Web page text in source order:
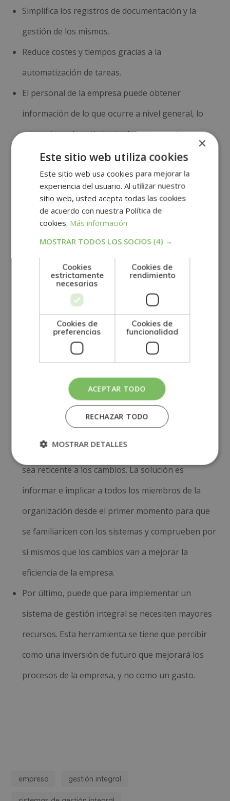
Simplifica los registros de documentación y la
gestión de los mismos.
Reduce costes y tiempos gracias a la
automatización de tareas.
El personal de la empresa puede obtener
información de lo que ocurre a nivel general, lo
que mejora el sentimiento de pertenencia,
La gestión integral como
desafío para las
empresas
sistemas de gestión integral también pueden
presentar un desafío para empresas que carecen de
experiencia en el uso de este tipo desoftware
El primer reto es conseguir un sistema de gestión
integral que se adecue a la actividad de la empresa.
Conviene hacer un análisis exhaustivo, tanto de la
oferta de programas que hay en el mercado para
encontrar el más adecuado.
El segundo reto es el de formar a los empleados.
Puede que parte del personal no esté cualificado o
sea reticente a los cambios. La solución es
informar e implicar a todos los miembros de la
organización desde el primer momento para que
se familiaricen con los sistemas y comprueben por
sí mismos que los cambios van a mejorar la
eficiencia de la empresa.
Por último, puede que para implementar un
sistema de gestión integral se necesiten mayores
recursos. Esta herramienta se tiene que percibir
como una inversión de futuro que mejorará los
procesos de la empresa, y no como un gasto.
empresa gestión integral
×
Este sitio web utiliza cookies
Este sitio web usa cookies para mejorar la
experiencia del usuario. Al utilizar nuestro
sitio web, usted acepta todas las cookies
de acuerdo con nuestra Política de
cookies. Más información
MOSTRAR TODOS LOS SOCIOS (4) →
Cookies
estrictamente
necesarias
Cookies de
rendimiento
Cookies de
preferencias
Cookies de
funcionalidad
ACEPTAR TODO
RECHAZAR TODO
MOSTRAR DETALLES